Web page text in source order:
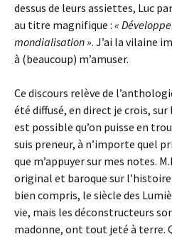
dessus de leurs assiettes, Luc
au titre magnifique : «
mondialisation ». J’ai la vilaine
à (beaucoup) m’amuser.
Ce discours relève de
été diffusé, en direct je crois,
est possible qu’on puisse en
suis preneur, à n’importe quel
que m’appuyer sur mes notes.
original et baroque sur l’histoire
bien compris, le siècle des
vie, mais les déconstructeurs
madonne, ont tout jeté à terre.